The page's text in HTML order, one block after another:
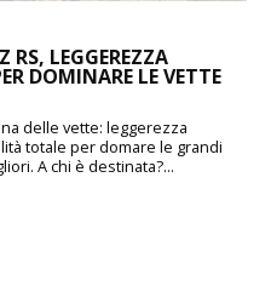
LEGGEREZZA
DOMINARE LE VETTE
delle vette: leggerezza
totale per domare le grandi
A chi è destinata?...